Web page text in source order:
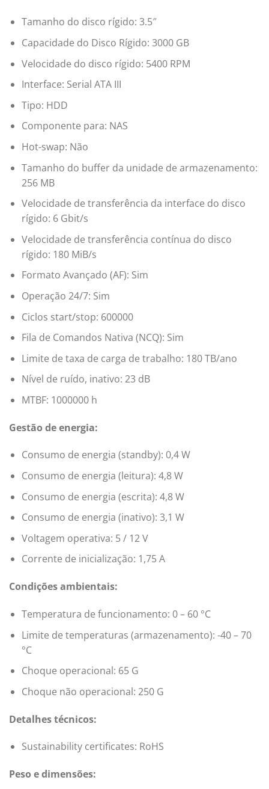
Tamanho do disco rígido: 3.5″
Capacidade do Disco Rígido: 3000 GB
Velocidade do disco rígido: 5400 RPM
Interface: Serial ATA III
Tipo: HDD
Componente para: NAS
Hot-swap: Não
Tamanho do buffer da unidade de armazenamento:
256 MB
Velocidade de transferência da interface do disco
rígido: 6 Gbit/s
Velocidade de transferência contínua do disco
rígido: 180 MiB/s
Formato Avançado (AF): Sim
Operação 24/7: Sim
Ciclos start/stop: 600000
Fila de Comandos Nativa (NCQ): Sim
Limite de taxa de carga de trabalho: 180 TB/ano
Nível de ruído, inativo: 23 dB
MTBF: 1000000 h
Gestão de energia:
Consumo de energia (standby): 0,4 W
Consumo de energia (leitura): 4,8 W
Consumo de energia (escrita): 4,8 W
Consumo de energia (inativo): 3,1 W
Voltagem operativa: 5 / 12 V
Corrente de inicialização: 1,75 A
Condições ambientais:
Temperatura de funcionamento: 0 – 60 °C
Limite de temperaturas (armazenamento): -40 – 70
°C
Choque operacional: 65 G
Choque não operacional: 250 G
Detalhes técnicos:
Sustainability certificates: RoHS
Peso e dimensões: